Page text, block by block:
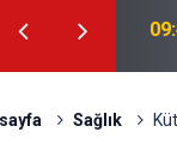
açıkland
Sağlık